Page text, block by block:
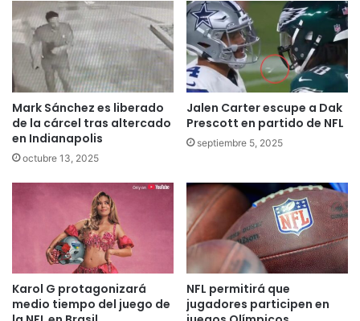
Mark Sánchez es liberado
de la cárcel tras altercado
en Indianapolis
octubre 13, 2025
Jalen Carter escupe a Dak
Prescott en partido de NFL
septiembre 5, 2025
Karol G protagonizará
medio tiempo del juego de
NFL permitirá que
jugadores participen en